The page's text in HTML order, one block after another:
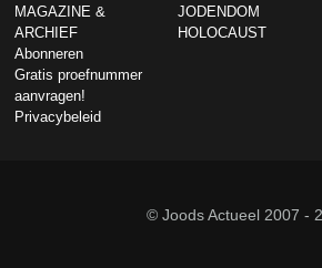
MAGAZINE &
ARCHIEF
Abonneren
Gratis proefnummer
aanvragen!
Privacybeleid
JODENDOM
HOLOCAUST
© Joods Actueel 2007 -